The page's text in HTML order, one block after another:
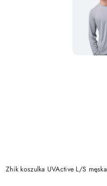
Zhik koszulka UVActive L/S męska